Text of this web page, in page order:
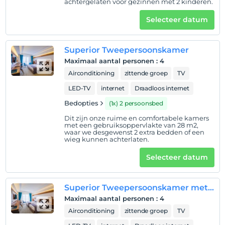
Toon op kaart
Hotelvoorwaarden
Check in
Na 14:00
Huisdieren niet toegestaan
kinderen
Baby's jonger dan 2 worden niet in rekening gebracht
1 kind(eren) tot de leeftijd van 6 per kamer
Selecteer datum
Superior Tweepersoonskamer
Maximaal aantal personen : 4
Airconditioning zittende groep
TV
LED-TV
internet Draadloos internet
Bedopties (1x) 2 persoonsbed
Dit zijn onze ruime en comfortabele kamers
met een gebruiksoppervlakte van 28 m2,
waar we desgewenst 2 extra bedden of een
wieg kunnen achterlaten.
Selecteer datum
Superior Tweepersoonskamer met 2 Aparte Bedden
Maximaal aantal personen : 4
Airconditioning zittende groep
TV